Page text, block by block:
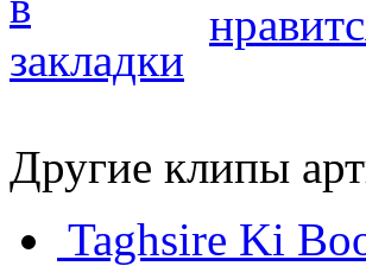
Другие клипы
Taghsire Ki